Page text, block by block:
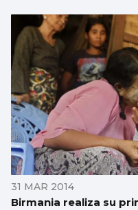
31 MAR 2014
Birmania realiza su